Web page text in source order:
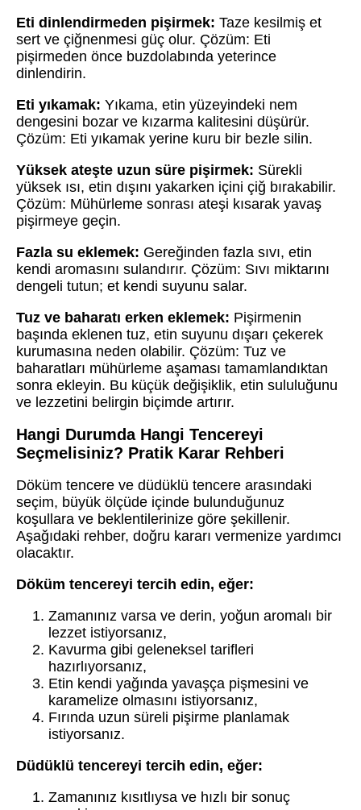
Eti dinlendirmeden pişirmek: Taze kesilmiş et
sert ve çiğnenmesi güç olur. Çözüm: Eti
pişirmeden önce buzdolabında yeterince
dinlendirin.
Eti yıkamak: Yıkama, etin yüzeyindeki nem
dengesini bozar ve kızarma kalitesini düşürür.
Çözüm: Eti yıkamak yerine kuru bir bezle silin.
Yüksek ateşte uzun süre pişirmek: Sürekli
yüksek ısı, etin dışını yakarken içini çiğ bırakabilir.
Çözüm: Mühürleme sonrası ateşi kısarak yavaş
pişirmeye geçin.
Fazla su eklemek: Gereğinden fazla sıvı, etin
kendi aromasını sulandırır. Çözüm: Sıvı miktarını
dengeli tutun; et kendi suyunu salar.
Tuz ve baharatı erken eklemek: Pişirmenin
başında eklenen tuz, etin suyunu dışarı çekerek
kurumasına neden olabilir. Çözüm: Tuz ve
baharatları mühürleme aşaması tamamlandıktan
sonra ekleyin. Bu küçük değişiklik, etin sululuğunu
ve lezzetini belirgin biçimde artırır.
Hangi Durumda Hangi Tencereyi
Seçmelisiniz? Pratik Karar Rehberi
Döküm tencere ve düdüklü tencere arasındaki
seçim, büyük ölçüde içinde bulunduğunuz
koşullara ve beklentilerinize göre şekillenir.
Aşağıdaki rehber, doğru kararı vermenize yardımcı
olacaktır.
Döküm tencereyi tercih edin, eğer:
Zamanınız varsa ve derin, yoğun aromalı bir
lezzet istiyorsanız,
Kavurma gibi geleneksel tarifleri
hazırlıyorsanız,
Etin kendi yağında yavaşça pişmesini ve
karamelize olmasını istiyorsanız,
Fırında uzun süreli pişirme planlamak
istiyorsanız.
Düdüklü tencereyi tercih edin, eğer:
Zamanınız kısıtlıysa ve hızlı bir sonuç